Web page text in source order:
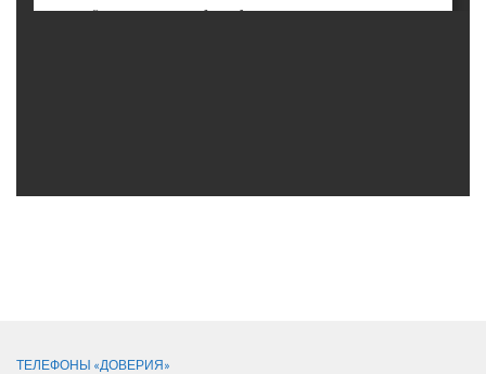
ТЕЛЕФОНЫ «ДОВЕРИЯ»